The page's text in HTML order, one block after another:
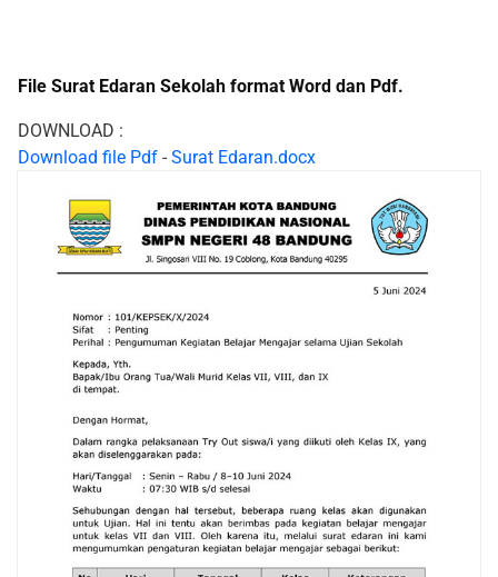
File Surat Edaran Sekolah format Word dan Pdf.
DOWNLOAD :
Download file Pdf - Surat Edaran.docx